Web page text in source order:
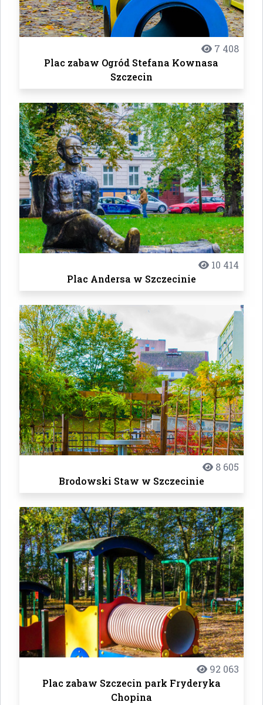
7 408
Plac zabaw Ogród Stefana Kownasa
Szczecin
10 414
Plac Andersa w Szczecinie
8 605
Brodowski Staw w Szczecinie
92 063
Plac zabaw Szczecin park Fryderyka
Chopina